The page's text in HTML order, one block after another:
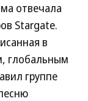
отвечала
Stargate.
в
глобальным
группе